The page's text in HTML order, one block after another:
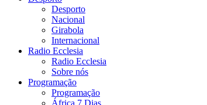
Desporto
Nacional
Girabola
Internacional
Radio Ecclesia
Radio Ecclesia
Sobre nós
Programação
Programação
África 7 Dias